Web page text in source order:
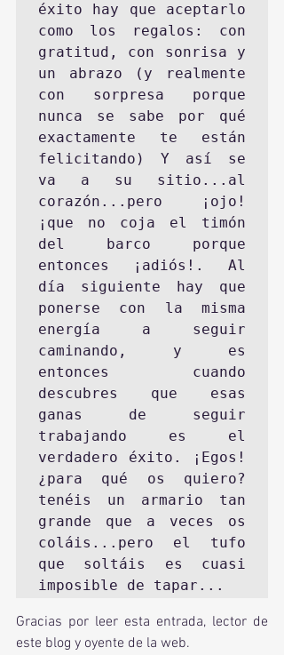
éxito hay que aceptarlo
como los regalos: con
gratitud, con sonrisa y
un abrazo (y realmente
con sorpresa porque
nunca se sabe por qué
exactamente te están
felicitando) Y así se
va a su sitio...al
corazón...pero ¡ojo!
¡que no coja el timón
del barco porque
entonces ¡adiós!. Al
día siguiente hay que
ponerse con la misma
energía a seguir
caminando, y es
entonces cuando
descubres que esas
ganas de seguir
trabajando es el
verdadero éxito. ¡Egos!
¿para qué os quiero?
tenéis un armario tan
grande que a veces os
coláis...pero el tufo
que soltáis es cuasi
imposible de tapar...
Gracias por leer esta entrada, lector de
este blog y oyente de la web.